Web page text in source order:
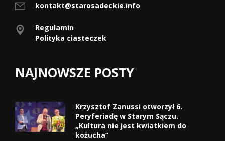
kontakt@starosadeckie.info
Regulamin
Polityka ciasteczek
NAJNOWSZE POSTY
Krzysztof Zanussi otworzył 6.
Peryferiadę w Starym Sączu.
„Kultura nie jest kwiatkiem do
kożucha”